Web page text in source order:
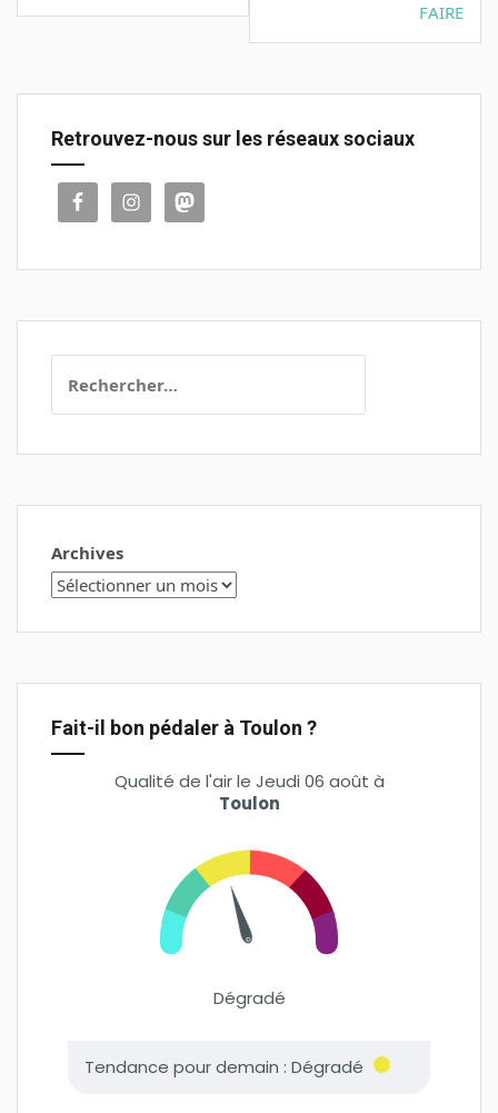
FAIRE
Retrouvez-nous sur les réseaux sociaux
Archives
Fait-il bon pédaler à Toulon ?